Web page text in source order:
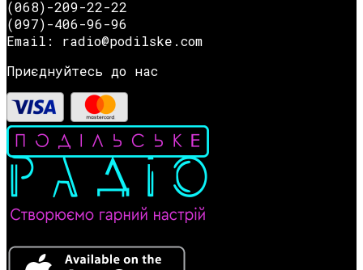
(068)-209-22-22
(097)-406-96-96
Email: radio@podilske.com
Приєднуйтесь до нас